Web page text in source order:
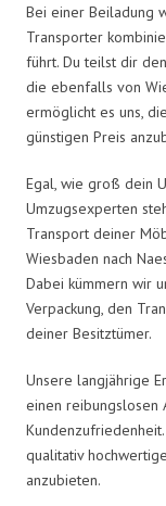
Bei einer Beiladung
Transporter
führt. Du teilst dir
die ebenfalls von
ermöglicht es uns,
günstigen Preis
Egal, wie groß dein
Umzugsexperten
Transport deiner
Wiesbaden nach
Dabei kümmern wir
Verpackung, den
deiner Besitztümer.
Unsere langjährige
einen reibungslosen
qualitativ
anzubieten.